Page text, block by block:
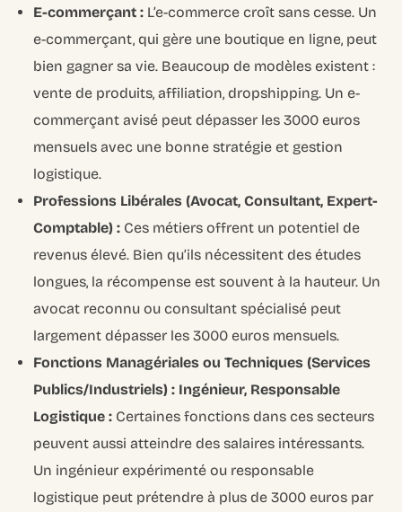
E-commerçant : L’e-commerce croît sans cesse. Un
e-commerçant, qui gère une boutique en ligne, peut
bien gagner sa vie. Beaucoup de modèles existent :
vente de produits, affiliation, dropshipping. Un e-
commerçant avisé peut dépasser les 3000 euros
mensuels avec une bonne stratégie et gestion
logistique.
Professions Libérales (Avocat, Consultant, Expert-
Comptable) : Ces métiers offrent un potentiel de
revenus élevé. Bien qu’ils nécessitent des études
longues, la récompense est souvent à la hauteur. Un
avocat reconnu ou consultant spécialisé peut
largement dépasser les 3000 euros mensuels.
Fonctions Managériales ou Techniques (Services
Publics/Industriels) : Ingénieur, Responsable
Logistique : Certaines fonctions dans ces secteurs
peuvent aussi atteindre des salaires intéressants.
Un ingénieur expérimenté ou responsable
logistique peut prétendre à plus de 3000 euros par